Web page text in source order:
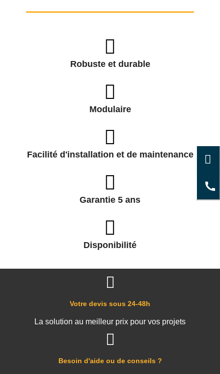
Robuste et durable
Modulaire
Facilité d'installation et de maintenance
Garantie 5 ans
Disponibilité
Besoin d'aide ou de conseils ?
Votre devis sous 24-48h
La solution au meilleur prix pour vos projets